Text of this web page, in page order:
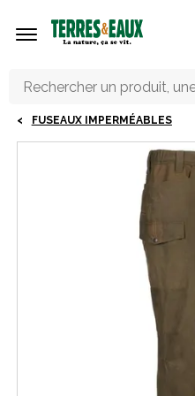
FUSEAUX IMPERMÉABLES